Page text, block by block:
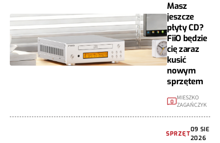
Masz
jeszcze
płyty CD?
FiiO będzie
cię zaraz
kusić
nowym
sprzętem
0
MIESZKO
ZAGAŃCZYK
SPRZĘT
09 SIE
2026